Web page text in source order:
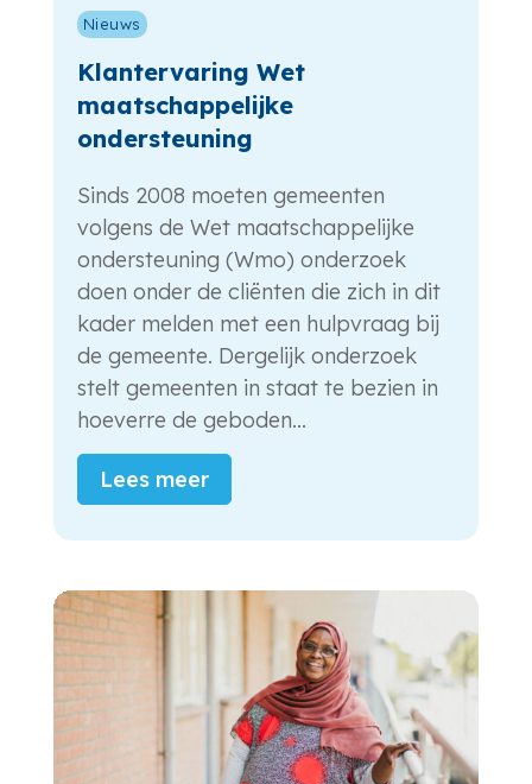
Nieuws
Klantervaring Wet
maatschappelijke
ondersteuning
Sinds 2008 moeten gemeenten
volgens de Wet maatschappelijke
ondersteuning (Wmo) onderzoek
doen onder de cliënten die zich in dit
kader melden met een hulpvraag bij
de gemeente. Dergelijk onderzoek
stelt gemeenten in staat te bezien in
hoeverre de geboden...
Lees meer